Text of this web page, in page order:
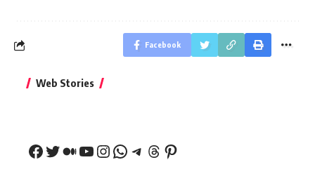
Facebook
Web Stories
नीतीश कुमार का पहला